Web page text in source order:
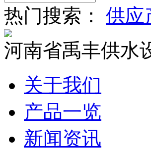
热门搜索： 供应
河南省禹丰供水
关于我们
产品一览
新闻资讯